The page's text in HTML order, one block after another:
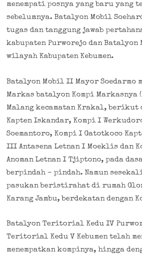
menempati posnya yang baru yang
sebelumnya. Batalyon Mobil
tugas dan tanggung jawab
kabupaten Purworejo dan Batalyon
wilayah Kabupaten Kebumen.
Batalyon Mobil II Mayor Soedarmo
Markas batalyon Kompi Markasnya
Malang kecamatan Krakal, berikut
Kapten Iskandar, Kompi I
Soemantoro, Kompi I Gatotkoco
III Antasena Letnan I Moeklis dan
Anoman Letnan I Tjiptono, pada
berpindah – pindah. Namun
pasukan beristirahat di rumah
Karang Jambu, berdekatan dengan
Batalyon Teritorial Kedu IV
Teritorial Kedu V Kebumen telah
menempatkan kompinya, hingga